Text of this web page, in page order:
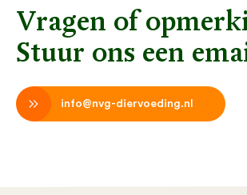
Vragen of
Stuur ons een
info@nvg-diervoeding.nl